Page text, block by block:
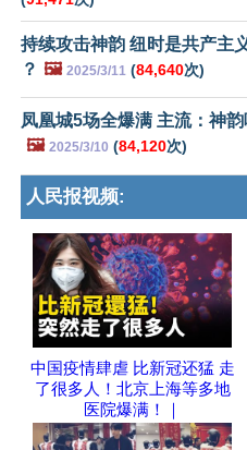
持续攻击神韵 纽时是共产主
？ 🖼️ 2025/3/11 (84,640次)
凤凰城5场全爆满 主流：神
🖼️ 2025/3/10 (84,120次)
人民报视频:
中国疫情肆虐 比新冠还猛 走
了很多人！北京上海等多地
医院爆满！｜